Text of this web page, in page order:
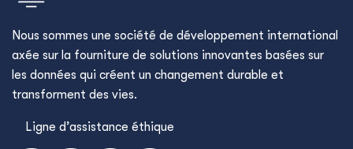
Nous sommes une société de développement international
axée sur la fourniture de solutions innovantes basées sur
les données qui créent un changement durable et
transforment des vies.
Ligne d’assistance éthique